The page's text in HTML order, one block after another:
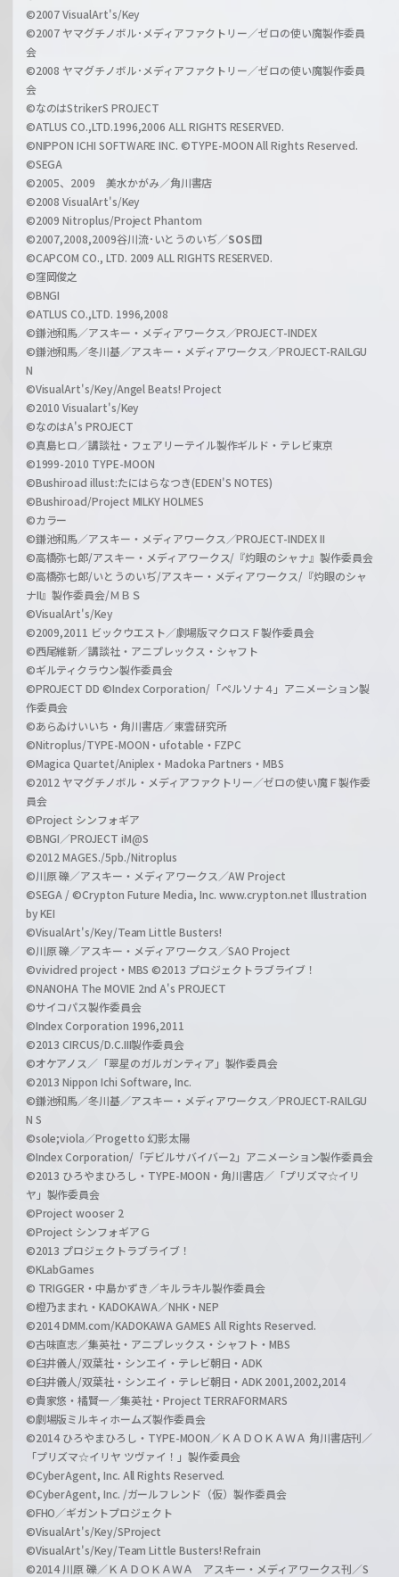
r
z
i
l
h
a
n
l
©2007 VisualArt's/Key
©2007 ヤマグチノボル･メディアファクトリー／ゼロの使い魔製作委員
会
©2008 ヤマグチノボル･メディアファクトリー／ゼロの使い魔製作委員
会
©なのはStrikerS PROJECT
©ATLUS CO.,LTD.1996,2006 ALL RIGHTS RESERVED.
©NIPPON ICHI SOFTWARE INC. ©TYPE-MOON All Rights Reserved.
©SEGA
©2005、2009 美水かがみ／角川書店
©2008 VisualArt's/Key
©2009 Nitroplus/Project Phantom
©2007,2008,2009谷川流･いとうのいぢ／SOS団
©CAPCOM CO., LTD. 2009 ALL RIGHTS RESERVED.
©窪岡俊之
©BNGI
©ATLUS CO.,LTD. 1996,2008
©鎌池和馬／アスキー・メディアワークス／PROJECT-INDEX
©鎌池和馬／冬川基／アスキー・メディアワークス／PROJECT-RAILGU
N
©VisualArt's/Key/Angel Beats! Project
©2010 Visualart's/Key
©なのはA's PROJECT
©真島ヒロ／講談社・フェアリーテイル製作ギルド・テレビ東京
©1999-2010 TYPE-MOON
©Bushiroad illust:たにはらなつき(EDEN'S NOTES)
©Bushiroad/Project MILKY HOLMES
©カラー
©鎌池和馬／アスキー・メディアワークス／PROJECT-INDEX II
©高橋弥七郎/アスキー・メディアワークス/『灼眼のシャナ』製作委員会
©高橋弥七郎/いとうのいぢ/アスキー・メディアワークス/『灼眼のシャ
ナII』製作委員会/ＭＢＳ
©VisualArt's/Key
©2009,2011 ビックウエスト／劇場版マクロスＦ製作委員会
©西尾維新／講談社・アニプレックス・シャフト
©ギルティクラウン製作委員会
©PROJECT DD ©Index Corporation/「ペルソナ４」アニメーション製
作委員会
©あらゐけいいち・角川書店／東雲研究所
©Nitroplus/TYPE-MOON・ufotable・FZPC
©Magica Quartet/Aniplex・Madoka Partners・MBS
©2012 ヤマグチノボル・メディアファクトリー／ゼロの使い魔Ｆ製作委
員会
©Project シンフォギア
©BNGI／PROJECT iM@S
©2012 MAGES./5pb./Nitroplus
©川原 礫／アスキー・メディアワークス／AW Project
©SEGA / ©Crypton Future Media, Inc. www.crypton.net Illustration
by KEI
©VisualArt's/Key/Team Little Busters!
©川原 礫／アスキー・メディアワークス／SAO Project
©vividred project・MBS ©2013 プロジェクトラブライブ！
©NANOHA The MOVIE 2nd A's PROJECT
©サイコパス製作委員会
©Index Corporation 1996,2011
©2013 CIRCUS/D.C.III製作委員会
©オケアノス／「翠星のガルガンティア」製作委員会
©2013 Nippon Ichi Software, Inc.
©鎌池和馬／冬川基／アスキー・メディアワークス／PROJECT-RAILGU
N S
©sole;viola／Progetto 幻影太陽
©Index Corporation/「デビルサバイバー2」アニメーション製作委員会
©2013 ひろやまひろし・TYPE-MOON・角川書店／「プリズマ☆イリ
ヤ」製作委員会
©Project wooser 2
©Project シンフォギアＧ
©2013 プロジェクトラブライブ！
©KLabGames
© TRIGGER・中島かずき／キルラキル製作委員会
©橙乃ままれ・KADOKAWA／NHK・NEP
©2014 DMM.com/KADOKAWA GAMES All Rights Reserved.
©古味直志／集英社・アニプレックス・シャフト・MBS
©臼井儀人/双葉社・シンエイ・テレビ朝日・ADK
©臼井儀人/双葉社・シンエイ・テレビ朝日・ADK 2001,2002,2014
©貴家悠・橘賢一／集英社・Project TERRAFORMARS
©劇場版ミルキィホームズ製作委員会
©2014 ひろやまひろし・TYPE-MOON／ＫＡＤＯＫＡＷＡ 角川書店刊／
「プリズマ☆イリヤ ツヴァイ！」製作委員会
©CyberAgent, Inc. All Rights Reserved.
©CyberAgent, Inc. /ガールフレンド（仮）製作委員会
©FHO／ギガントプロジェクト
©VisualArt's/Key/SProject
©VisualArt's/Key/Team Little Busters! Refrain
©2014 川原 礫／ＫＡＤＯＫＡＷＡ アスキー・メディアワークス刊／S